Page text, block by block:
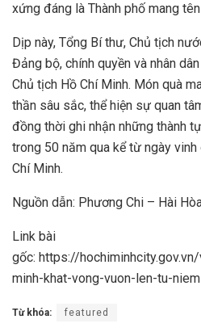
xứng đáng là Thành phố mang
Dịp này, Tổng Bí thư, Chủ tịch
Đảng bộ, chính quyền và nhân
Chủ tịch Hồ Chí Minh. Món quà
thần sâu sắc, thể hiện sự quan
đồng thời ghi nhận những thành
trong 50 năm qua kể từ ngày
Chí Minh.
Nguồn dẫn: Phương Chi – Hài
Link bài
gốc: https://
minh-khat-vong-vuon-len-tu-
Từ khóa: featured